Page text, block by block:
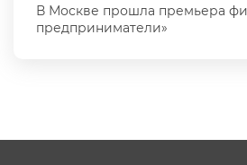
В Москве прошла премьера
предприниматели»